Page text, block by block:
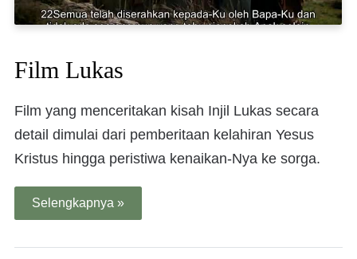
Film Lukas
Film yang menceritakan kisah Injil Lukas secara
detail dimulai dari pemberitaan kelahiran Yesus
Kristus hingga peristiwa kenaikan-Nya ke sorga.
Selengkapnya »